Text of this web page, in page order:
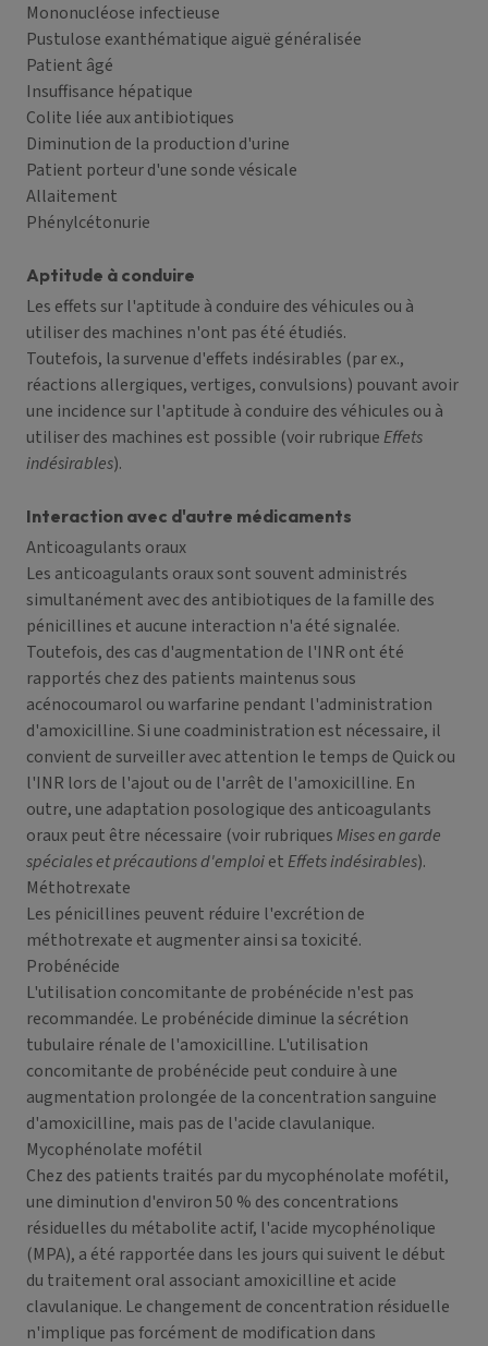
Mononucléose infectieuse
Pustulose exanthématique aiguë généralisée
Patient âgé
Insuffisance hépatique
Colite liée aux antibiotiques
Diminution de la production d'urine
Patient porteur d'une sonde vésicale
Allaitement
Phénylcétonurie
Aptitude à conduire
Les effets sur l'aptitude à conduire des véhicules ou à
utiliser des machines n'ont pas été étudiés.
Toutefois, la survenue d'effets indésirables (par ex.,
réactions allergiques, vertiges, convulsions) pouvant avoir
une incidence sur l'aptitude à conduire des véhicules ou à
utiliser des machines est possible (voir rubriqueEffets
indésirables).
Interaction avec d'autre médicaments
Anticoagulants oraux
Les anticoagulants oraux sont souvent administrés
simultanément avec des antibiotiques de la famille des
pénicillines et aucune interaction n'a été signalée.
Toutefois, des cas d'augmentation de l'INR ont été
rapportés chez des patients maintenus sous
acénocoumarol ou warfarine pendant l'administration
d'amoxicilline. Si une coadministration est nécessaire, il
convient de surveiller avec attention le temps de Quick ou
l'INR lors de l'ajout ou de l'arrêt de l'amoxicilline. En
outre, une adaptation posologique des anticoagulants
oraux peut être nécessaire (voir rubriquesMises en garde
spéciales et précautions d'emploietEffets indésirables).
Méthotrexate
Les pénicillines peuvent réduire l'excrétion de
méthotrexate et augmenter ainsi sa toxicité.
Probénécide
L'utilisation concomitante de probénécide n'est pas
recommandée. Le probénécide diminue la sécrétion
tubulaire rénale de l'amoxicilline. L'utilisation
concomitante de probénécide peut conduire à une
augmentation prolongée de la concentration sanguine
d'amoxicilline, mais pas de l'acide clavulanique.
Mycophénolate mofétil
Chez des patients traités par du mycophénolate mofétil,
une diminution d'environ 50 % des concentrations
résiduelles du métabolite actif, l'acide mycophénolique
(MPA), a été rapportée dans les jours qui suivent le début
du traitement oral associant amoxicilline et acide
clavulanique. Le changement de concentration résiduelle
n'implique pas forcément de modification dans